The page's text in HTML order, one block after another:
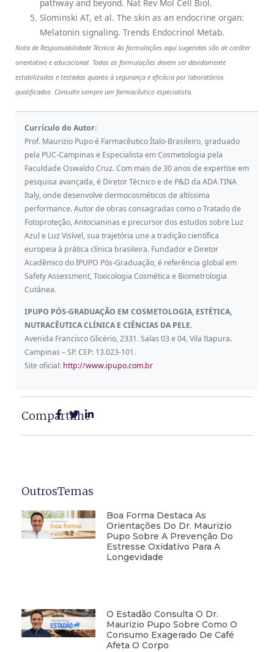
pathway and beyond. Nat Rev Mol Cell Biol.
Slominski AT, et al. The skin as an endocrine organ:
Melatonin signaling. Trends Endocrinol Metab.
Nota de Responsabilidade Técnica: As formulações aqui sugeridas são de caráter
orientativo e educacional. Todas as formulações devem ser devidamente
estabilizadas e testadas quanto à segurança e eficácia por laboratórios
qualificados. Consulte sempre um farmacêutico especialista.
Currículo do Autor:
Prof. Maurizio Pupo é Farmacêutico Ítalo-Brasileiro, graduado
pela PUC-Campinas e Especialista em Cosmetologia pela
Faculdade Oswaldo Cruz. Com mais de 30 anos de expertise em
pesquisa avançada, é Diretor Técnico e de P&D da ADA TINA
Italy, onde desenvolve dermocosméticos de altíssima
performance. Autor de obras consagradas como o Tratado de
Fotoproteção, Antocianinas e precursor dos estudos sobre Luz
Azul e Luz Visível, sua trajetória une a tradição científica
europeia à prática clínica brasileira. Fundador e Diretor
Acadêmico do IPUPO Pós-Graduação, é referência global em
Safety Assessment, Toxicologia Cosmética e Biometrologia
Cutânea.
IPUPO PÓS-GRADUAÇÃO EM COSMETOLOGIA, ESTÉTICA,
NUTRACÊUTICA CLÍNICA E CIÊNCIAS DA PELE.
Avenida Francisco Glicério, 2331. Salas 03 e 04, Vila Itapura.
Campinas – SP. CEP: 13.023-101.
Site oficial: http://www.ipupo.com.br
Compartilhe
OutrosTemas
Boa Forma Destaca As
Orientações Do Dr. Maurizio
Pupo Sobre A Prevenção Do
Estresse Oxidativo Para A
Longevidade
O Estadão Consulta O Dr.
Maurizio Pupo Sobre Como O
Consumo Exagerado De Café
Afeta O Corpo